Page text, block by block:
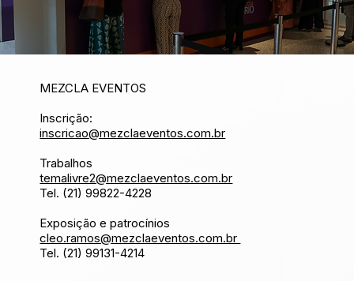
MEZCLA EVENTOS
Inscrição:
inscricao@mezclaeventos.com.br​
​Trabalhos​
temalivre2@mezclaeventos.com.br
Tel. (21) 99822-4228
Exposição e patrocínios
cleo.ramos@mezclaeventos.com.br
Tel. (21) 99131-4214